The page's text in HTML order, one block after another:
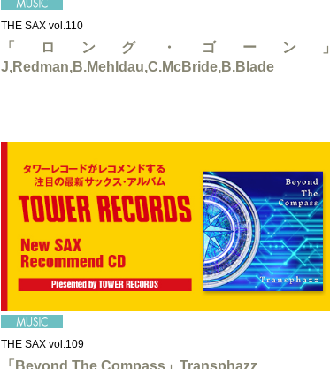
THE SAX vol.110
「ロング・ゴーン」
J,Redman,B.Mehldau,C.McBride,B.Blade
THE SAX vol.109
「Beyond The Compass」Transphazz